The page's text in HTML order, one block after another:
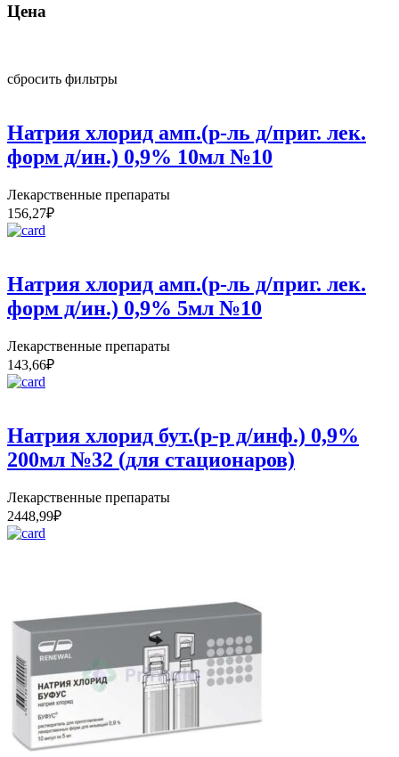
Цена
сбросить фильтры
Натрия хлорид амп.(р-ль д/приг. лек.
форм д/ин.) 0,9% 10мл №10
Лекарственные препараты
156,27₽
Натрия хлорид амп.(р-ль д/приг. лек.
форм д/ин.) 0,9% 5мл №10
Лекарственные препараты
143,66₽
Натрия хлорид бут.(р-р д/инф.) 0,9%
200мл №32 (для стационаров)
Лекарственные препараты
2448,99₽